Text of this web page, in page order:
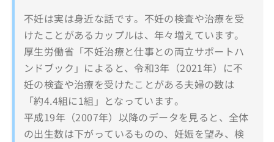
不妊は実は身近な話です。不妊の検査や治療を受
けたことがあるカップルは、年々増えています。
厚生労働省「不妊治療と仕事との両立サポートハ
ンドブック」によると、令和3年（2021年）に不
妊の検査や治療を受けたことがある夫婦の数は
「約4.4組に1組」となっています。
平成19年（2007年）以降のデータを見ると、全体
の出生数は下がっているものの、妊娠を望み、検